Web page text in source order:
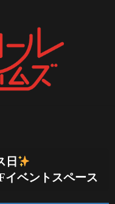
日
ベントスペース